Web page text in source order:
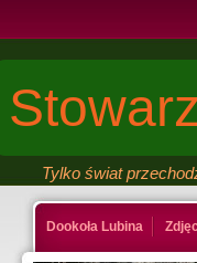
Dookoła Lubina
Tylko świat